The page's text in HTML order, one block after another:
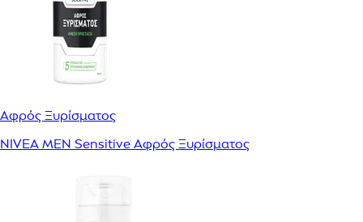
Αφρός Ξυρίσματος
NIVEA MEN Sensitive Αφρός Ξυρίσματος